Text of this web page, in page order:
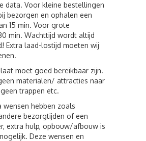
data. Voor kleine bestellingen
bezorgen en ophalen een
15 min. Voor grote
min. Wachttijd wordt altijd
Extra laad-lostijd moeten wij
moet goed bereikbaar zijn.
materialen/ attracties naar
trappen etc.
wensen hebben zoals
bezorgtijden of een
extra hulp, opbouw/afbouw is
Deze wensen en